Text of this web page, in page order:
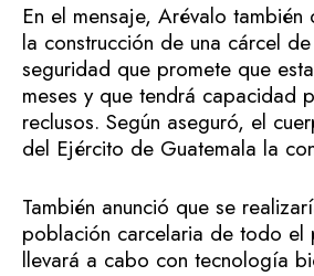
En el mensaje, Arévalo
la construcción de una cárcel
seguridad que promete que
meses y que tendrá capacidad
reclusos. Según aseguró, el
del Ejército de Guatemala la
También anunció que se
población carcelaria de todo el
llevará a cabo con tecnología